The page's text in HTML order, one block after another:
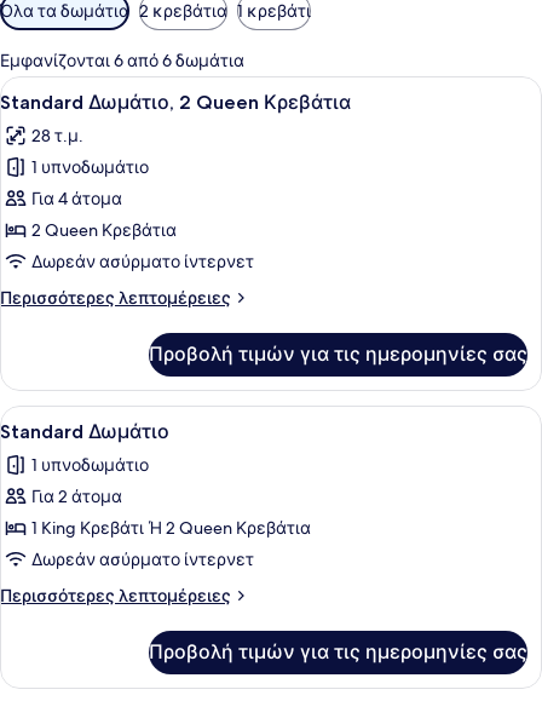
φίλτρα
για
τα
δωμάτια
Όλα τα δωμάτια 2 κρεβάτια 1 κρεβάτι
Εμφανίζονται 6 από 6 δωμάτια
Προβολή
όλων
των
φωτογραφιών
για
Standard
Δωμάτιο,
2
Queen
Ένα δωμάτιο ξενοδοχείου με δύο
7
Standard Δωμάτιο, 2 Queen Κρεβάτια
28 τ.μ.
1 υπνοδωμάτιο
Για 4 άτομα
2 Queen Κρεβάτια
Δωρεάν ασύρματο ίντερνετ
Περισσότερες λεπτομέρειες
Περισσότερες
Δωμάτιο,
Queen
Προβολή τιμών για τις ημερομηνίες σας
Προβολή
όλων
των
φωτογραφιών
για
Standard
Δωμάτιο
Ένα κρεβάτι με λευκά σεντόνια
7
Standard Δωμάτιο
1 υπνοδωμάτιο
Για 2 άτομα
1 King Κρεβάτι Ή 2 Queen Κρεβάτια
Δωρεάν ασύρματο ίντερνετ
Περισσότερες λεπτομέρειες
Περισσότερες
Δωμάτιο
Προβολή τιμών για τις ημερομηνίες σας